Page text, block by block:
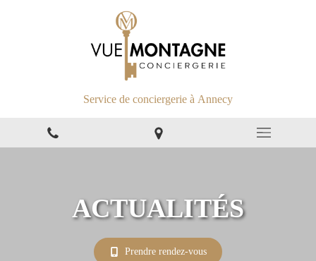
Service de conciergerie à Annecy
ACTUALITÉS
Prendre rendez-vous